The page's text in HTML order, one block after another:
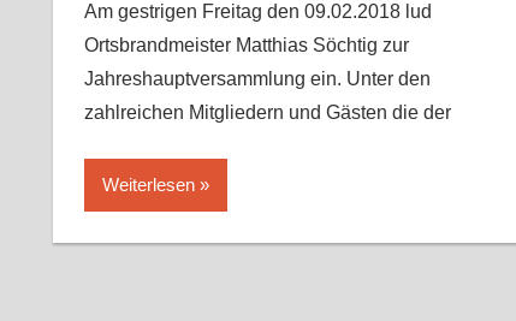
Am gestrigen Freitag den 09.02.2018 lud
Ortsbrandmeister Matthias Söchtig zur
Jahreshauptversammlung ein. Unter den
zahlreichen Mitgliedern und Gästen die der
Weiterlesen